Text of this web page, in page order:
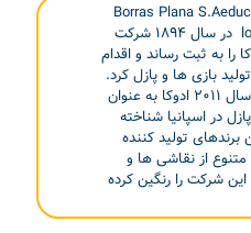
Borras Plana
logo در سال ۱۸۹۴ شرکت
را به ثبت رساند و اقدام
بازی ها و پازل کرد.
در سال ۲۰۱۱ ادوکا به عنوان
در اسپانیا شناخته
تولید کننده
از نقاشی ها و
شرکت را رنگین کرده